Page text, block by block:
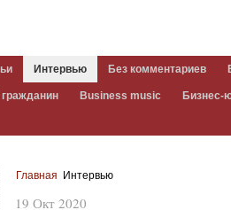
Интервью Без комментариев
Business music Бизнес-
Главная Интервью
19 Окт 2020